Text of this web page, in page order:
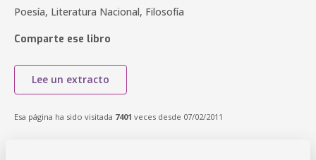
Poesía, Literatura Nacional, Filosofía
Comparte ese libro
Lee un extracto
Esa página ha sido visitada 7401 veces desde 07/02/2011